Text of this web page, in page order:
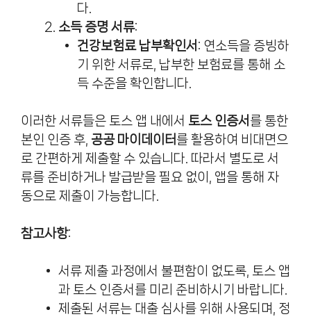
다.
소득 증명 서류:
건강보험료 납부확인서 : 연소득을 증빙하
기 위한 서류로, 납부한 보험료를 통해 소
득 수준을 확인합니다.
이러한 서류들은 토스 앱 내에서 토스 인증서 를 통한
본인 인증 후, 공공 마이데이터 를 활용하여 비대면으
로 간편하게 제출할 수 있습니다. 따라서 별도로 서
류를 준비하거나 발급받을 필요 없이, 앱을 통해 자
동으로 제출이 가능합니다.
참고사항:
서류 제출 과정에서 불편함이 없도록, 토스 앱
과 토스 인증서를 미리 준비하시기 바랍니다.
제출된 서류는 대출 심사를 위해 사용되며, 정